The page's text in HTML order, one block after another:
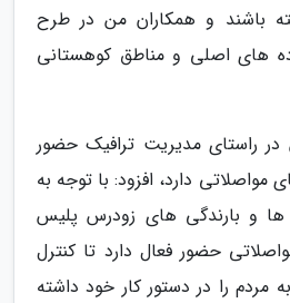
باشند و همکاران من در طرح
های اصلی و مناطق کوهستانی
در راستای مدیریت ترافیک حضور
مواصلاتی دارد، افزود: با توجه به
و بارندگی های زودرس پلیس
حضور فعال دارد تا کنترل
مردم را در دستور کار خود داشته